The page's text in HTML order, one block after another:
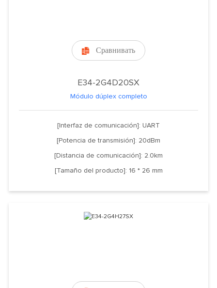
 Сравнивать
E34-2G4D20SX
Módulo dúplex completo
[Interfaz de comunicación]: UART
[Potencia de transmisión]: 20dBm
[Distancia de comunicación]: 2.0km
[Tamaño del producto]: 16 * 26 mm